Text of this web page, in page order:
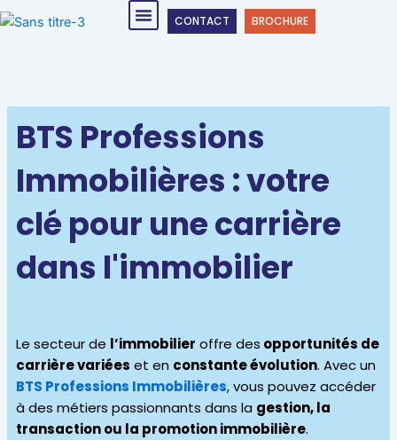
Skip
to
MenuCONTACT BROCHURE
BTS Professions
Immobilières : votre
clé pour une carrière
dans l'immobilier
Le secteur de l’immobilier offre des opportunités de
carrière variées et en constante évolution. Avec un
BTS Professions Immobilières, vous pouvez accéder
à des métiers passionnants dans la gestion, la
transaction ou la promotion immobilière.